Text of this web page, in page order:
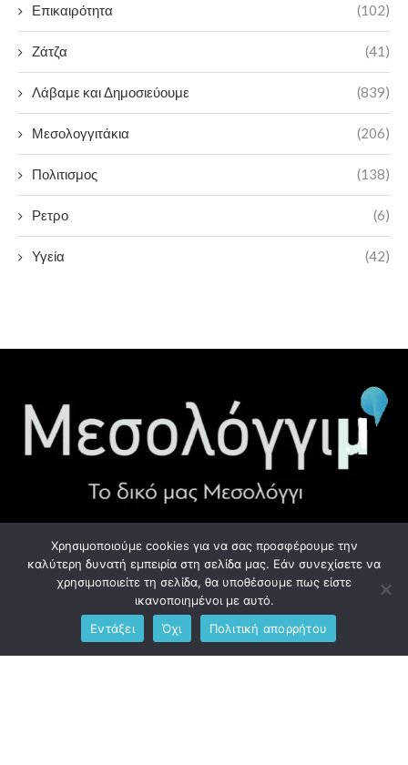
Επικαιρότητα (102)
Ζάτζα (41)
Λάβαμε και Δημοσιεύουμε (839)
Μεσολογγιτάκια (206)
Πολιτισμος (138)
Ρετρο (6)
Υγεία (42)
ΧΡΉΣΙΜΑ LINK
Προσωπικά Δεδομένα - GDPR
Ανδρέου Λόντου 1, Μεσολόγγι 302 00
Χρησιμοποιούμε cookies για να σας προσφέρουμε την
καλύτερη δυνατή εμπειρία στη σελίδα μας. Εάν συνεχίσετε να
χρησιμοποιείτε τη σελίδα, θα υποθέσουμε πως είστε
ικανοποιημένοι με αυτό.
Εντάξει
Όχι Πολιτική απορρήτου